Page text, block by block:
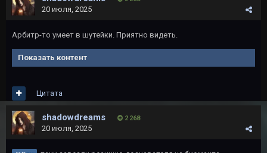
20 июля, 2025
Арбитр-то умеет в шутейки. Приятно видеть.
Показать контент
Цитата
shadowdreams 2 268
20 июля, 2025